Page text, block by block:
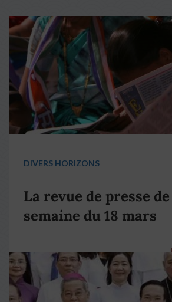
DIVERS HORIZONS
La revue de presse
semaine du 18 mars